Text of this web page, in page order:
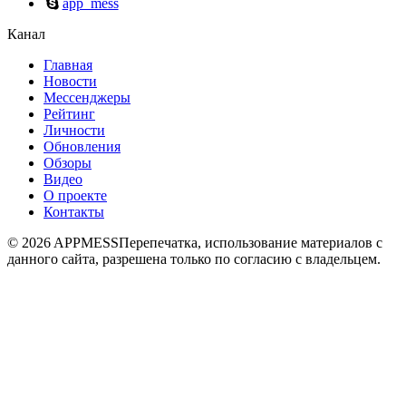
Канал
Главная
Новости
Мессенджеры
Рейтинг
Личности
Обновления
Обзоры
Видео
О проекте
Контакты
© 2026 APPMESSПерепечатка, использование материалов с
данного сайта, разрешена только по согласию с владельцем.